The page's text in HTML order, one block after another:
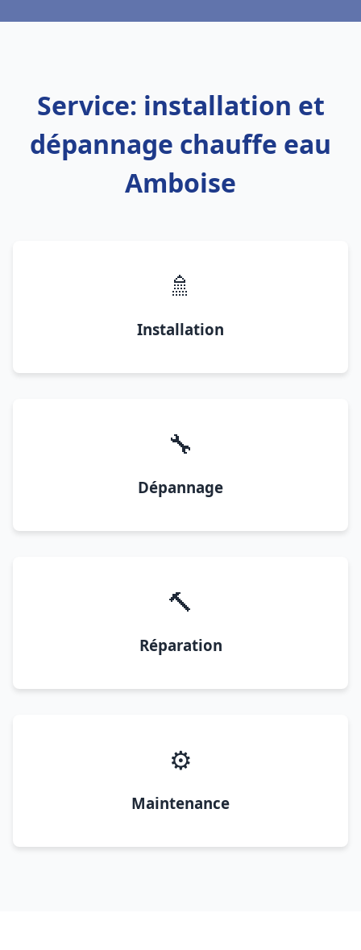
Service: installation et
dépannage chauffe eau
Amboise
🚿
Installation
🔧
Dépannage
🔨
Réparation
⚙️
Maintenance